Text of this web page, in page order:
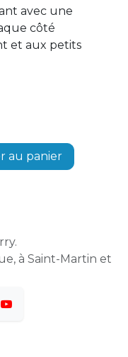
avec une
côté
et aux petits
au panier
à Saint-Martin et